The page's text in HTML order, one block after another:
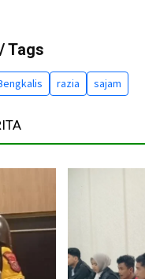
Tags
razia sajam